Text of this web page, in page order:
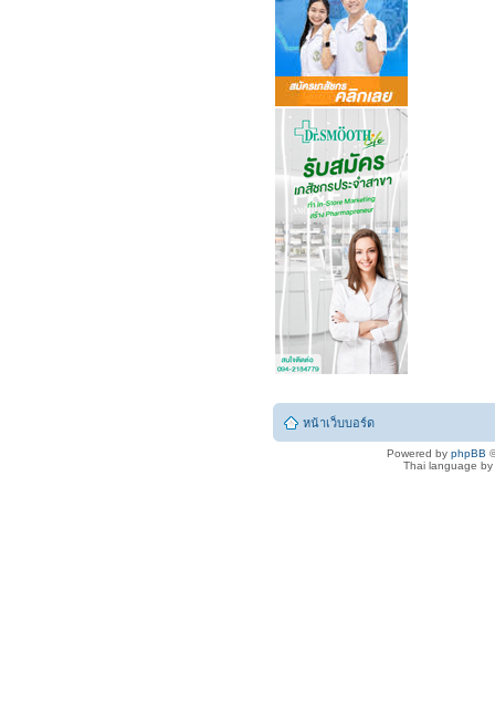
หน้าเว็บบอร์ด
Powered by phpBB
Thai language by